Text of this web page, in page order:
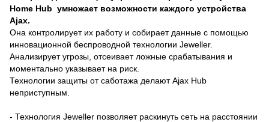
Home Hub умножает возможности каждого устройства
Ajax.
Она контролирует их работу и собирает данные с помощью
инновационной беспроводной технологии Jeweller.
Анализирует угрозы, отсеивает ложные срабатывания и
моментально указывает на риск.
Технологии защиты от саботажа делают Ajax Hub
неприступным.
- Технология Jeweller позволяет раскинуть сеть на расстоянии